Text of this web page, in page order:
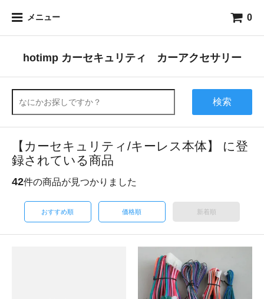
メニュー 0
hotimp カーセキュリティ カーアクセサリー
検索
【カーセキュリティ/キーレス本体】 に登
録されている商品
42件の商品が見つかりました
おすすめ順 価格順 新着順